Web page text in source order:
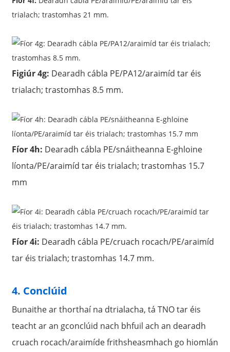
trialach; trastomhas 21 mm.
Figiúr 4g: Dearadh cábla PE/PA12/araimíd tar éis
trialach; trastomhas 8.5 mm.
Fíor 4h: Dearadh cábla PE/snáitheanna E-ghloine
líonta/PE/araimíd tar éis trialach; trastomhas 15.7
mm
Fíor 4i: Dearadh cábla PE/cruach rocach/PE/araimíd
tar éis trialach; trastomhas 14.7 mm.
4. Conclúid
Bunaithe ar thorthaí na dtrialacha, tá TNO tar éis
teacht ar an gconclúid nach bhfuil ach an dearadh
cruach rocach/araimíde frithsheasmhach go hiomlán